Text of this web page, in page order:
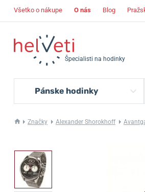
Všetko o nákupe O nás Blog
Špecialisti na hodinky
Pánske hodinky
Značky Alexander Shorokhoff